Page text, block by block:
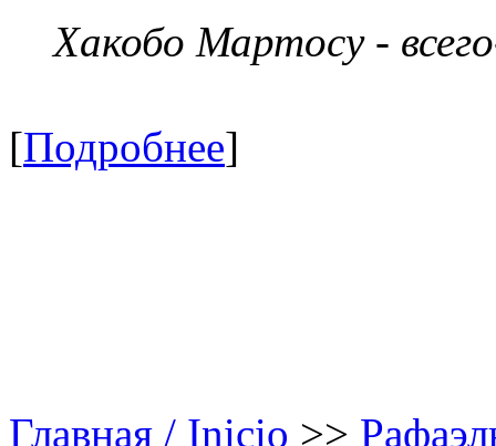
Хакобо Мартосу -
[Подробнее]
Главная / Inicio >>